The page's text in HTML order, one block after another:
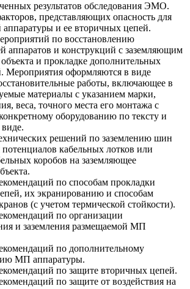
результатов обследования ЭМО.
представляющих опасность для
аппаратуры и ее вторичных цепей.
по восстановлению
аппаратов и конструкций с заземляющим
и прокладке дополнительных
Мероприятия оформляются в виде
работы, включающее в
материалы с указанием марки,
веса, точного места его монтажа с
оборудованию по тексту и
решений по заземлению шин
кабельных лотков или
коробов на заземляющее
по способам прокладки
их экранированию и способам
(с учетом термической стойкости).
по организации
и заземления размещаемой МП
по дополнительному
МП аппаратуры.
по защите вторичных цепей.
по защите от воздействия на